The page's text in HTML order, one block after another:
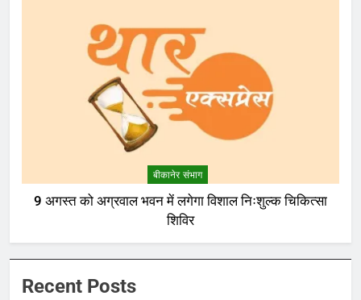
बीकानेर संभाग
9 अगस्त को अग्रवाल भवन में लगेगा विशाल निःशुल्क चिकित्सा
शिविर
Recent Posts